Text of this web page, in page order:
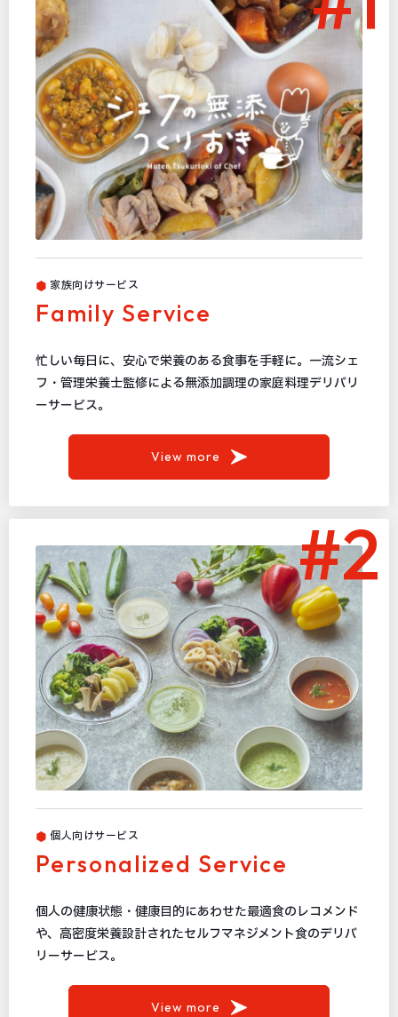
家族向けサービス
Family Service
忙しい毎日に、安心で栄養のある食事を手軽に。一流シェ
フ・管理栄養士監修による無添加調理の家庭料理デリバリ
ーサービス。
View more
#2
個人向けサービス
Personalized Service
個人の健康状態・健康目的にあわせた最適食のレコメンド
や、高密度栄養設計されたセルフマネジメント食のデリバ
リーサービス。
View more